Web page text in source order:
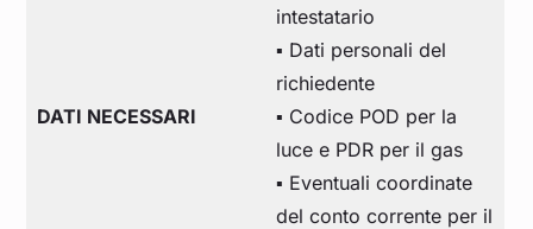
DATI NECESSARI
intestatario
▪️ Dati personali del
richiedente
▪️ Codice POD per la
luce e PDR per il gas
▪️ Eventuali coordinate
del conto corrente per il